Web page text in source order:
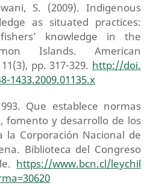
S. (2009). Indigenous
as situated practices:
knowledge in the
Islands. American
pp. 317-329. http://doi.
1433.2009.01135.x
Que establece normas
fomento y desarrollo de los
la Corporación Nacional de
Biblioteca del Congreso
https://www.bcn.cl/leychil